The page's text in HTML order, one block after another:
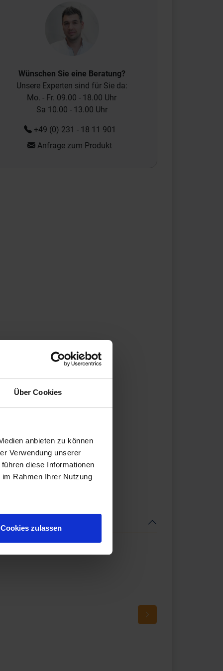
Über Cookies
anbieten zu können
Verwendung unserer
diese Informationen
Rahmen Ihrer Nutzung
Cookies zulassen
Wünschen Sie eine Beratung?
Unsere Experten sind für Sie da:
Mo. - Fr. 09.00 - 18.00 Uhr
Sa 10.00 - 13.00 Uhr
+49 (0) 231 - 18 11 901
Anfrage zum Produkt